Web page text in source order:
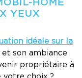
HOME
YEUX
idéale sur la
et son ambiance
propriétaire à